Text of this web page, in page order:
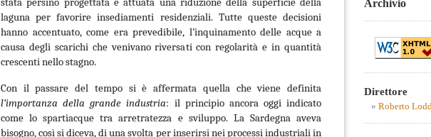
laguna per favorire insediamenti residenziali. Tutte queste decisioni
hanno accentuato, come era prevedibile, l’inquinamento delle acque a
causa degli scarichi che venivano riversati con regolarità e in quantità
crescenti nello stagno.
Con il passare del tempo si è affermata quella che viene definita
l’importanza della grande industria: il principio ancora oggi indicato
come lo spartiacque tra arretratezza e sviluppo. La Sardegna aveva
bisogno, così si diceva, di una svolta per inserirsi nei processi industriali in
Archivio
Direttore
Roberto